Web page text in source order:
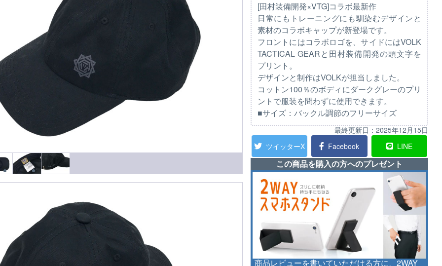
[田村装備開発×VTG]コラボ最新作
日常にもトレーニングにも馴染むデザインと
素材のコラボキャップが新登場です。
フロントにはコラボロゴを、サイドにはVOLK
TACTICAL GEARと田村装備開発の頭文字を
プリント。
デザインと制作はVOLKが担当しました。
コットン100％のボディにダークグレーのプリ
ントで服装を問わずに使用できます。
■サイズ：バックル調節のフリーサイズ
最終更新日： 2025年12月15日
ツイッターX
Facebook LINE
この商品を購入の方へのプレゼント
商品レビューを書いていただける方に、2WAY